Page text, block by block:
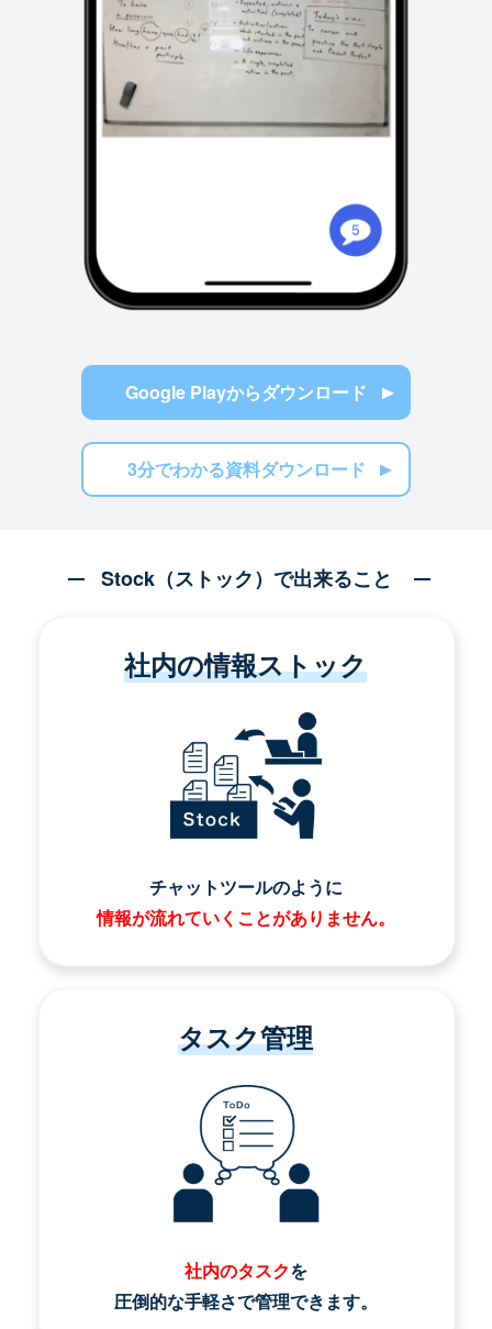
Google Playからダウンロード
3分でわかる資料ダウンロード
Stock（ストック）で出来ること
社内の情報ストック
チャットツールのように
情報が流れていくことがありません。
タスク管理
社内のタスクを
圧倒的な手軽さで管理できます。